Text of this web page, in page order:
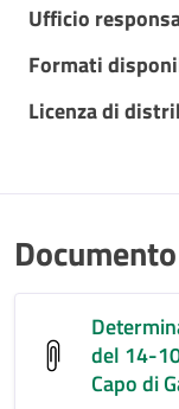
Ufficio
Formati
Licenza di
Documento
del 14-
Capo di